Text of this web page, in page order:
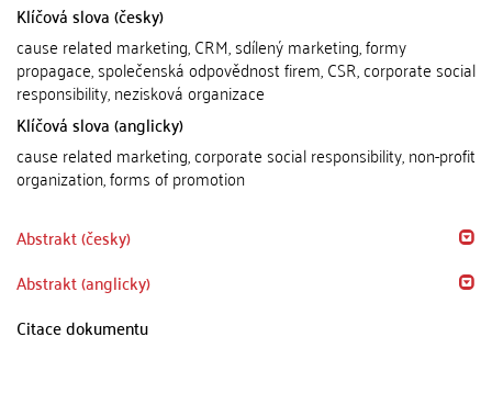
Klíčová slova (česky)
cause related marketing, CRM, sdílený marketing, formy
propagace, společenská odpovědnost firem, CSR, corporate social
responsibility, nezisková organizace
Klíčová slova (anglicky)
cause related marketing, corporate social responsibility, non-profit
organization, forms of promotion
Abstrakt (česky)
Abstrakt (anglicky)
Citace dokumentu